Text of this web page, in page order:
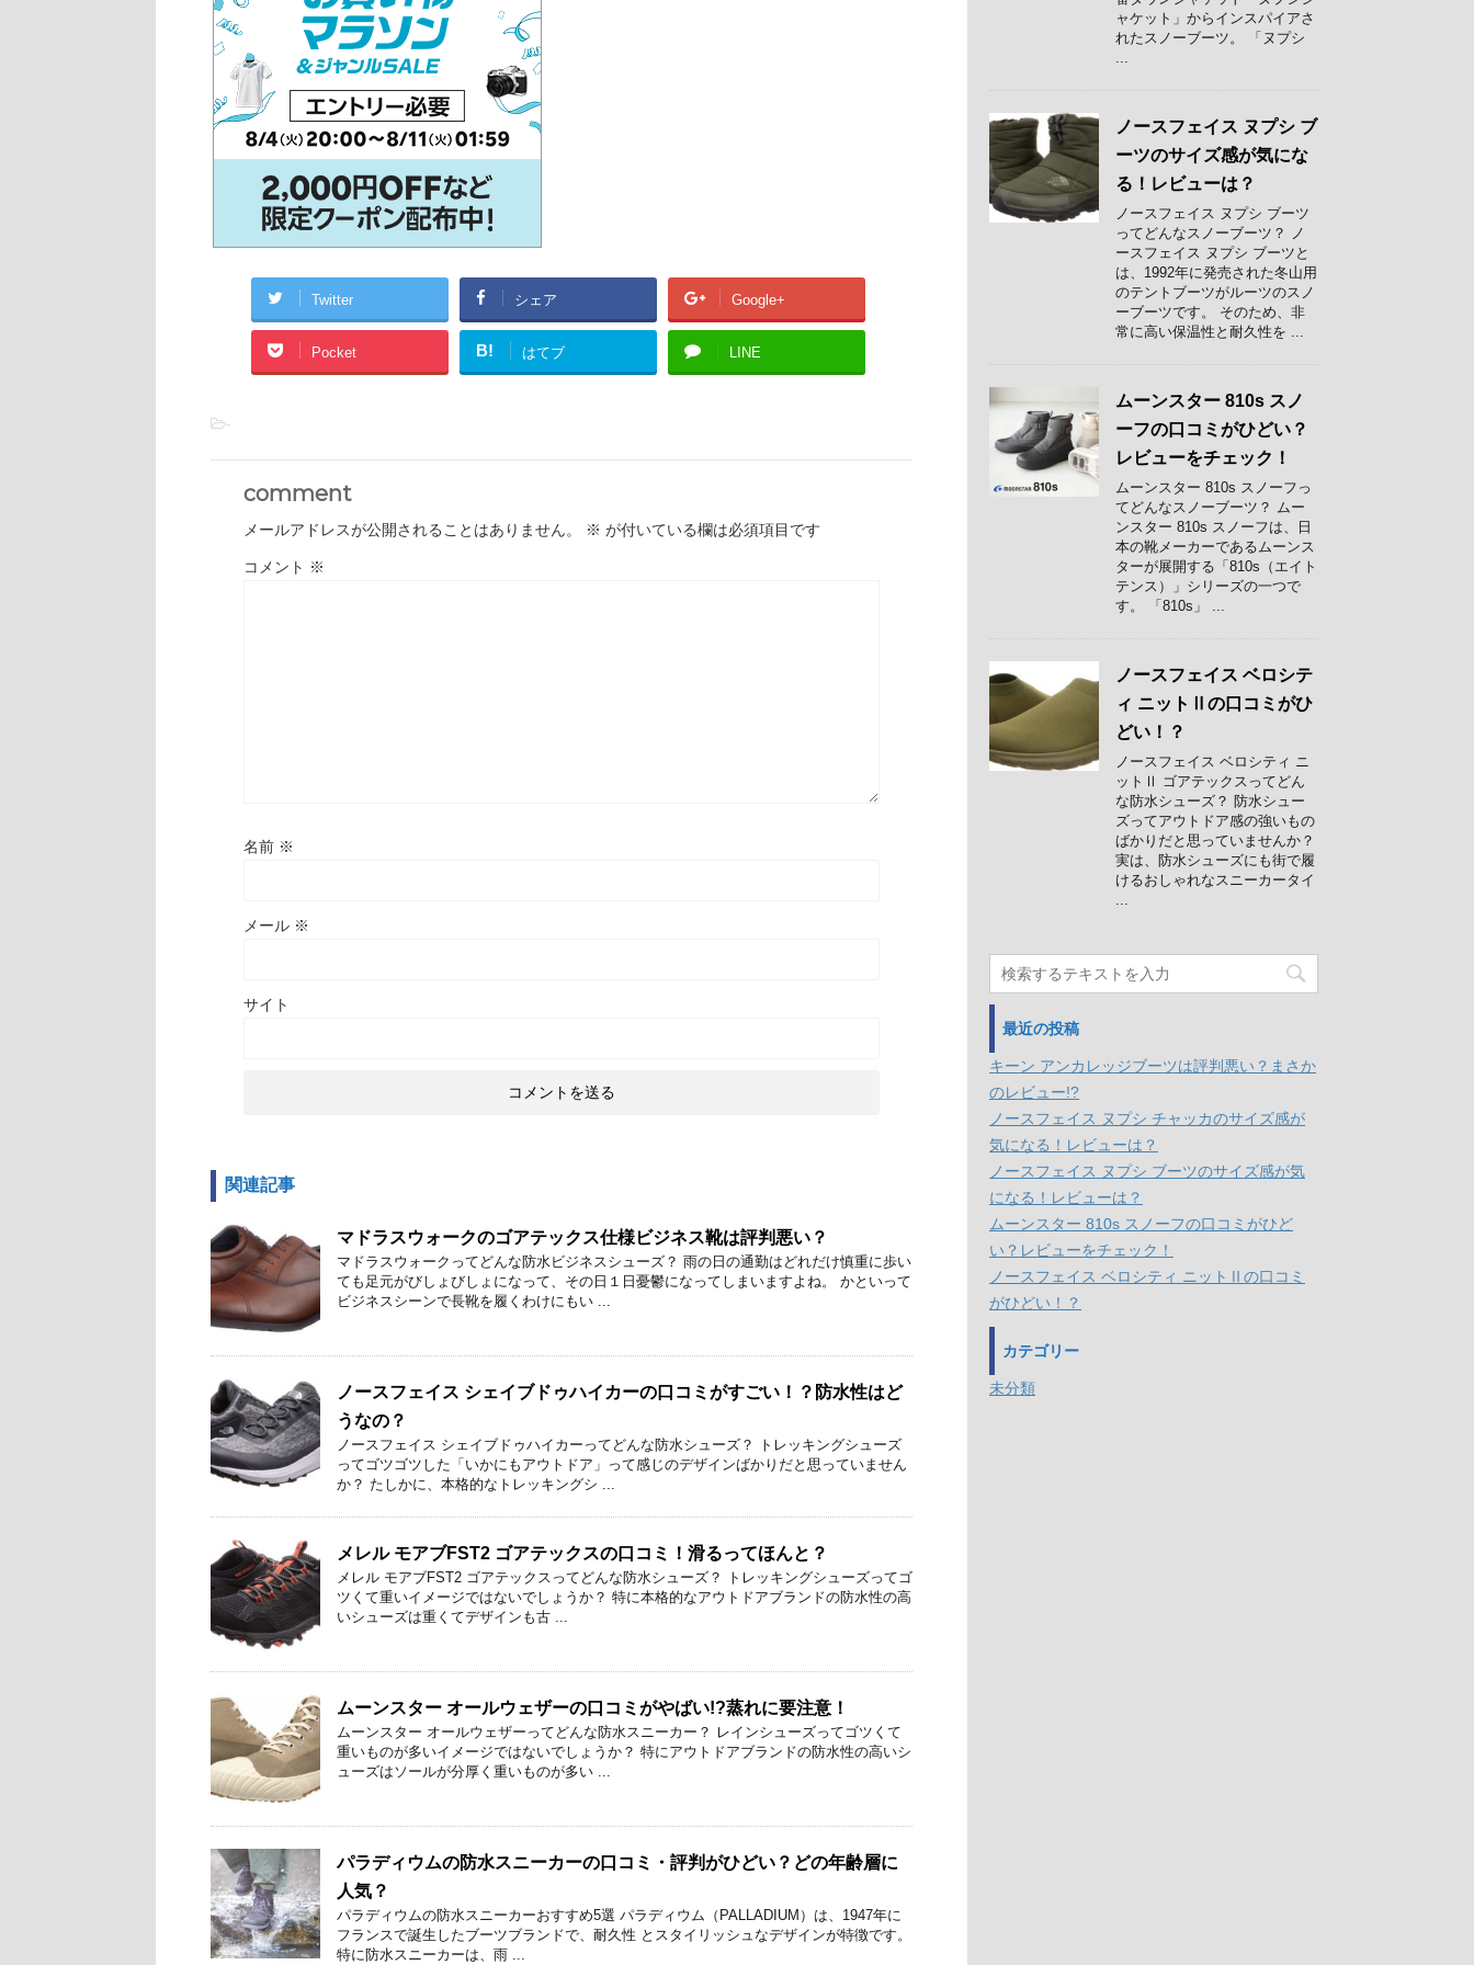
Twitter シェア Google+
Pocket B! はてブ LINE
-
comment
メールアドレスが公開されることはありません。 ※ が付いている欄は必須項目です
コメント ※
名前 ※
メール ※
サイト
関連記事
マドラスウォークのゴアテックス仕様ビジネス靴は評判悪い？
マドラスウォークってどんな防水ビジネスシューズ？ 雨の日の通勤はどれだけ慎重に歩い
ても足元がびしょびしょになって、その日１日憂鬱になってしまいますよね。 かといって
ビジネスシーンで長靴を履くわけにもい ...
ノースフェイス シェイブドゥハイカーの口コミがすごい！？防水性はど
うなの？
ノースフェイス シェイブドゥハイカーってどんな防水シューズ？ トレッキングシューズ
ってゴツゴツした「いかにもアウトドア」って感じのデザインばかりだと思っていません
か？ たしかに、本格的なトレッキングシ ...
メレル モアブFST2 ゴアテックスの口コミ！滑るってほんと？
メレル モアブFST2 ゴアテックスってどんな防水シューズ？ トレッキングシューズってゴ
ツくて重いイメージではないでしょうか？ 特に本格的なアウトドアブランドの防水性の高
いシューズは重くてデザインも古 ...
ムーンスター オールウェザーの口コミがやばい!?蒸れに要注意！
ムーンスター オールウェザーってどんな防水スニーカー？ レインシューズってゴツくて
重いものが多いイメージではないでしょうか？ 特にアウトドアブランドの防水性の高いシ
ューズはソールが分厚く重いものが多い ...
パラディウムの防水スニーカーの口コミ・評判がひどい？どの年齢層に
人気？
パラディウムの防水スニーカーおすすめ5選 パラディウム（PALLADIUM）は、1947年に
フランスで誕生したブーツブランドで、耐久性 とスタイリッシュなデザインが特徴です。
特に防水スニーカーは、雨 ...
ャケット」からインスパイアさ
れたスノーブーツ。 「ヌプシ
...
ノースフェイス ヌプシ ブ
ーツのサイズ感が気にな
る！レビューは？
ノースフェイス ヌプシ ブーツ
ってどんなスノーブーツ？ ノ
ースフェイス ヌプシ ブーツと
は、1992年に発売された冬山用
のテントブーツがルーツのスノ
ーブーツです。 そのため、非
常に高い保温性と耐久性を ...
ムーンスター 810s スノ
ーフの口コミがひどい？
レビューをチェック！
ムーンスター 810s スノーフっ
てどんなスノーブーツ？ ムー
ンスター 810s スノーフは、日
本の靴メーカーであるムーンス
ターが展開する「810s（エイト
テンス）」シリーズの一つで
す。 「810s」 ...
ノースフェイス ベロシテ
ィ ニットⅡの口コミがひ
どい！？
ノースフェイス ベロシティ ニ
ットⅡ ゴアテックスってどん
な防水シューズ？ 防水シュー
ズってアウトドア感の強いもの
ばかりだと思っていませんか？
実は、防水シューズにも街で履
けるおしゃれなスニーカータイ
...
最近の投稿
キーン アンカレッジブーツは評判悪い？まさか
のレビュー!?
ノースフェイス ヌプシ チャッカのサイズ感が
気になる！レビューは？
ノースフェイス ヌプシ ブーツのサイズ感が気
になる！レビューは？
ムーンスター 810s スノーフの口コミがひど
い？レビューをチェック！
ノースフェイス ベロシティ ニットⅡの口コミ
がひどい！？
カテゴリー
未分類